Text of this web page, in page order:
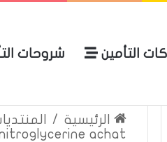
التأمين شروحات للتأمين
الرئيسية /
achat